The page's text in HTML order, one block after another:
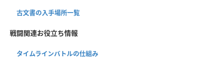
古文書の入手場所一覧
戦闘関連お役立ち情報
タイムラインバトルの仕組み